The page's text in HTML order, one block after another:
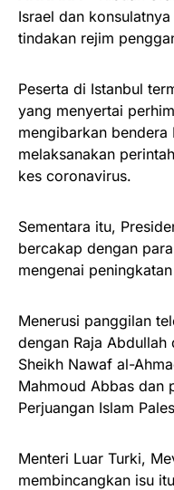
Israel dan
tindakan rejim
Peserta di Istanbul
yang menyertai
mengibarkan
melaksanakan
kes coronavirus.
Sementara itu,
bercakap dengan
mengenai
Menerusi panggilan
dengan Raja
Sheikh Nawaf al-
Mahmoud Abbas dan
Perjuangan Islam
Menteri Luar Turki,
membincangkan isu